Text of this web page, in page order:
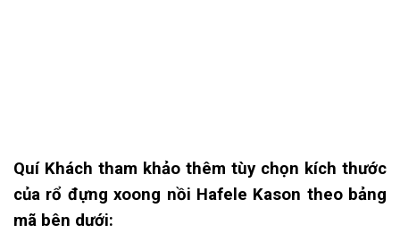
Quí Khách tham khảo thêm tùy chọn kích thước
của rổ đựng xoong nồi Hafele Kason theo bảng
mã bên dưới: